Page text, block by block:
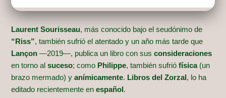
Laurent Sourisseau, más conocido bajo el seudónimo de
“Riss”, también sufrió el atentado y un año más tarde que
Lançon —2019—, publica un libro con susconsideraciones
en torno alsuceso; como Philippe, también sufriófísica(un
brazo mermado) yanímicamente. Libros del Zorzal , lo ha
editado recientemente enespañol .